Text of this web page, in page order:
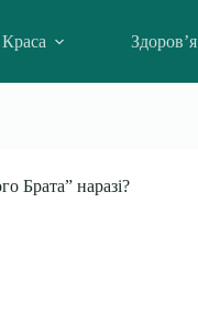
Краса Здоров’я
Брата” наразі?